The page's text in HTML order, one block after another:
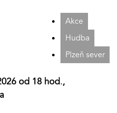
Akce
Hudba
Plzeň sever
od 18 hod.,